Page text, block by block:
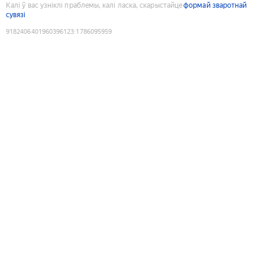
Калі ў вас узніклі праблемы, калі ласка, скарыстайцеформай зваротнай
сувязі
9182406401960396123:1786095959